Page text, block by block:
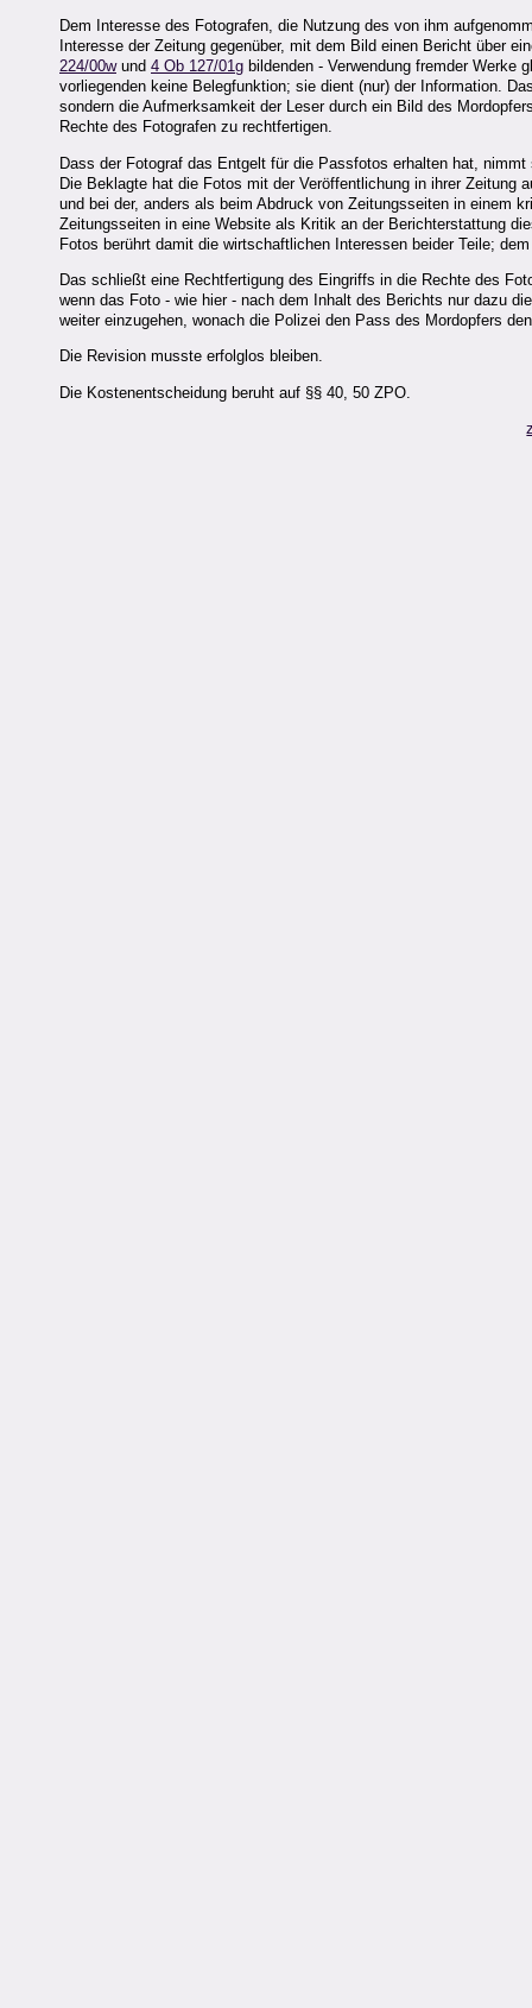
Dem Interesse des Fotografen, die Nutzung des von ihm
Interesse der Zeitung gegenüber, mit dem Bild einen Bericht über
224/00wund 4 Ob 127/01g bildenden - Verwendung fremder
vorliegenden keine Belegfunktion; sie dient (nur) der Information.
sondern die Aufmerksamkeit der Leser durch ein Bild des
Rechte des Fotografen zu rechtfertigen.
Dass der Fotograf das Entgelt für die Passfotos erhalten hat,
Die Beklagte hat die Fotos mit der Veröffentlichung in ihrer
und bei der, anders als beim Abdruck von Zeitungsseiten in einem
Zeitungsseiten in eine Website als Kritik an der Berichterstattung
Fotos berührt damit die wirtschaftlichen Interessen beider Teile;
Das schließt eine Rechtfertigung des Eingriffs in die Rechte des
wenn das Foto - wie hier - nach dem Inhalt des Berichts nur dazu
weiter einzugehen, wonach die Polizei den Pass des Mordopfers
Die Revision musste erfolglos bleiben.
Die Kostenentscheidung beruht auf §§ 40, 50 ZPO.